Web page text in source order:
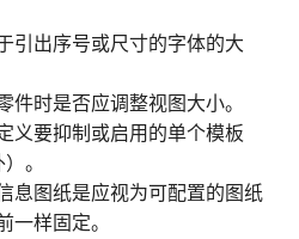
引出序号或尺寸的字体的大
件时是否应调整视图大小。
义要抑制或启用的单个模板
。
息图纸是应视为可配置的图纸
一样固定。